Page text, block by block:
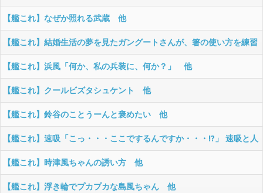
の？！」 熊野さん。このタイプのサンドイッチは初めて食べるみたい
です。 他
【艦これ】なぜか照れる武蔵 他
【艦これ】結婚生活の夢を見たガングートさんが、箸の使い方を練習
し始める漫画 他
【艦これ】浜風「何か、私の兵装に、何か？」 他
【艦これ】クールビズタシュケント 他
【艦これ】鈴谷のことうーんと褒めたい 他
【艦これ】速吸「こっ・・・ここでするんですか・・・!?」 速吸と人
気のないところでシたい 他
【艦これ】時津風ちゃんの誘い方 他
【艦これ】浮き輪でプカプカな島風ちゃん 他